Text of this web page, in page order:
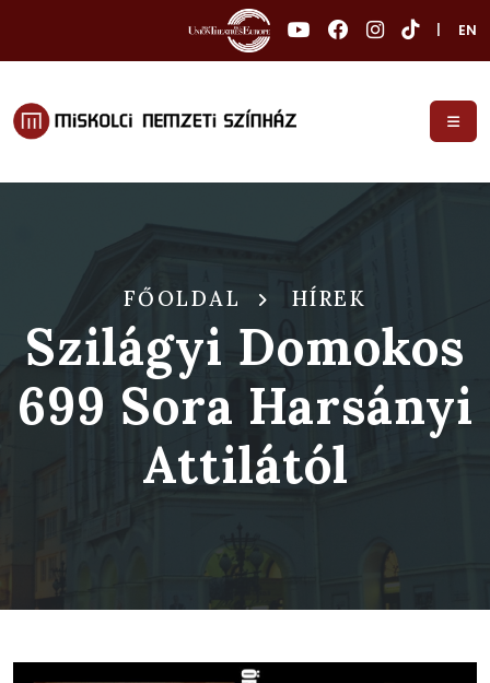
EN
FŐOLDAL HÍREK
Szilágyi Domokos
699 Sora Harsányi
Attilától